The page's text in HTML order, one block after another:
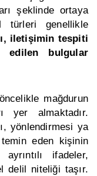
şeklinde ortaya
türleri genellikle
iletişimin tespiti
bulgular
mağdurun
yer almaktadır.
yönlendirmesi ya
eden kişinin
ifadeler,
delil niteliği taşır.